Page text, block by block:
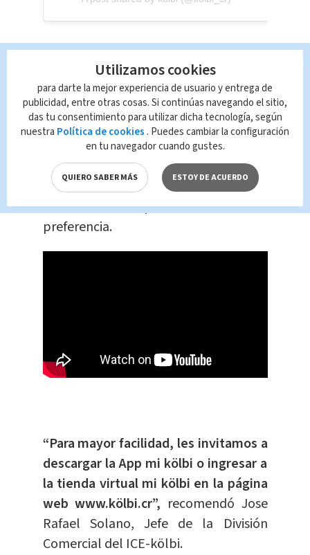
Tanto en la aplicación como en la
página web, los clientes pueden
realizar sus compras de productos,
serán entregados sin costo
adicional en la comodidad de su casa
o bien, gestionar alguna cita para
concretar la compra en la sucursal de
preferencia.
“Para mayor facilidad, les invitamos a
descargar la App mi kölbi o ingresar a
la tienda virtual mi kölbi en la página
web www.kölbi.cr”, recomendó Jose
Rafael Solano, Jefe de la División
Comercial del ICE-kölbi.
Utilizamos cookies
para darte la mejor experiencia de usuario y entrega de
publicidad, entre otras cosas. Si continúas navegando el sitio,
das tu consentimiento para utilizar dicha tecnología, según
nuestra Política de cookies . Puedes cambiar la configuración
en tu navegador cuando gustes.
QUIERO SABER MÁS ESTOY DE ACUERDO